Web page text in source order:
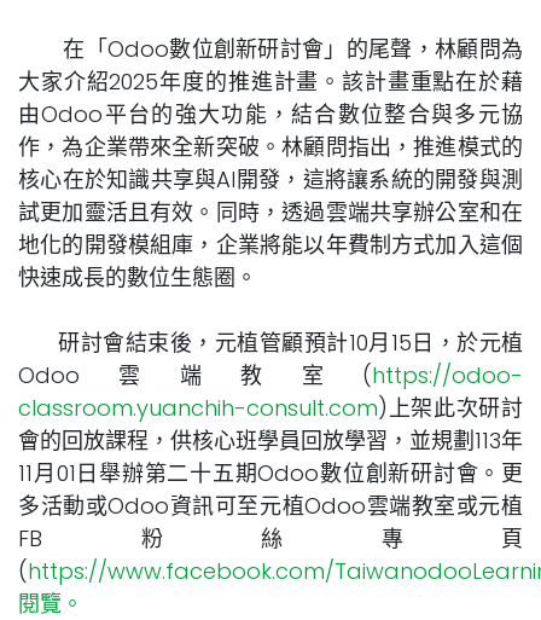
在「Odoo數位創新研討會」的尾聲，林顧問為
大家介紹2025年度的推進計畫。該計畫重點在於藉
由Odoo平台的強大功能，結合數位整合與多元協
作，為企業帶來全新突破。林顧問指出，推進模式的
核心在於知識共享與AI開發，這將讓系統的開發與測
試更加靈活且有效。同時，透過雲端共享辦公室和在
地化的開發模組庫，企業將能以年費制方式加入這個
快速成長的數位生態圈。
研討會結束後，元植管顧預計10月15日，於元植
Odoo雲端教室(https://odoo-
classroom.yuanchih-consult.com)上架此次研討
會的回放課程，供核心班學員回放學習，並規劃113年
11月01日舉辦第二十五期Odoo數位創新研討會。更
多活動或Odoo資訊可至元植Odoo雲端教室或元植
FB粉絲專頁
(https://www.facebook.com/
閱覽。